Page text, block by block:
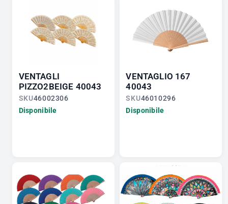
VENTAGLI
PIZZO2BEIGE 40043
SKU46002306
Disponibile
VENTAGLIO 167
40043
SKU46010296
Disponibile